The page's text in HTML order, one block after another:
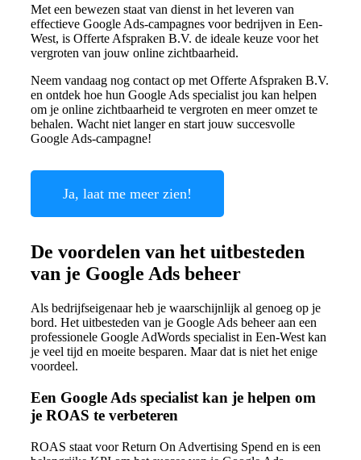
Met een bewezen staat van dienst in het leveren van
effectieve Google Ads-campagnes voor bedrijven in Een-
West, is Offerte Afspraken B.V. de ideale keuze voor het
vergroten van jouw online zichtbaarheid.
Neem vandaag nog contact op met Offerte Afspraken B.V.
en ontdek hoe hun Google Ads specialist jou kan helpen
om je online zichtbaarheid te vergroten en meer omzet te
behalen. Wacht niet langer en start jouw succesvolle
Google Ads-campagne!
Ja, laat me meer zien!
De voordelen van het uitbesteden
van je Google Ads beheer
Als bedrijfseigenaar heb je waarschijnlijk al genoeg op je
bord. Het uitbesteden van je Google Ads beheer aan een
professionele Google AdWords specialist in Een-West kan
je veel tijd en moeite besparen. Maar dat is niet het enige
voordeel.
Een Google Ads specialist kan je helpen om
je ROAS te verbeteren
ROAS staat voor Return On Advertising Spend en is een